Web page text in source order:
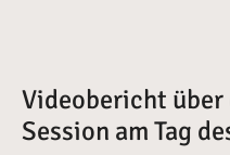
Videobericht über
Session am Tag